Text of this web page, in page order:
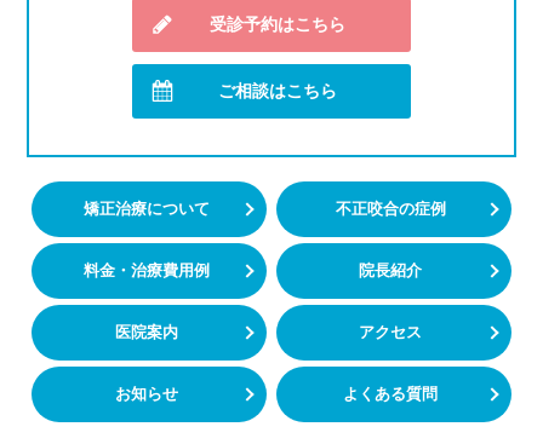
受診予約はこちら
ご相談はこちら
矯正治療について 不正咬合の症例
料金・治療費用例 院長紹介
医院案内 アクセス
お知らせ よくある質問